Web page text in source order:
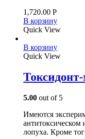
1,720.00 Р
В корзину
Quick View
В корзину
Quick View
5.00 out of 5
Имеются
антитоксическом
лопуха. Кроме